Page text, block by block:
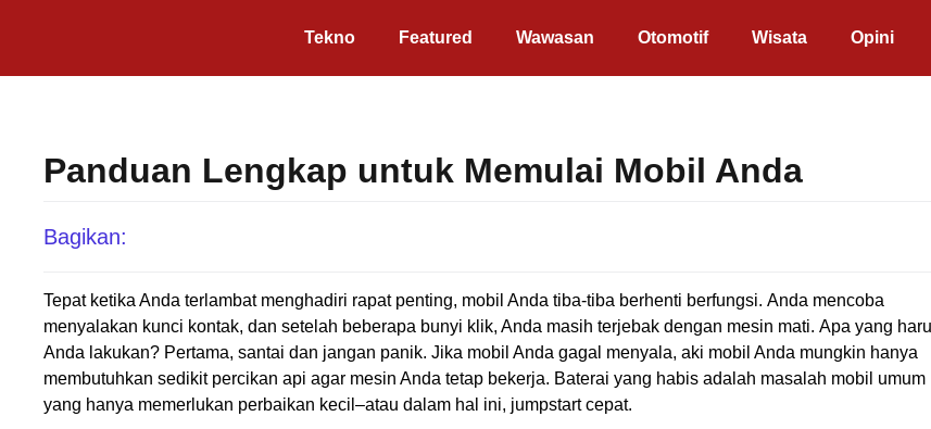
Tekno Featured Wawasan Otomotif Wisata Opini
Panduan Lengkap untuk Memulai Mobil Anda
Bagikan:
Tepat ketika Anda terlambat menghadiri rapat penting, mobil Anda tiba-tiba berhenti berfungsi. Anda mencoba
menyalakan kunci kontak, dan setelah beberapa bunyi klik, Anda masih terjebak dengan mesin mati. Apa yang
Anda lakukan? Pertama, santai dan jangan panik. Jika mobil Anda gagal menyala, aki mobil Anda mungkin hanya
membutuhkan sedikit percikan api agar mesin Anda tetap bekerja. Baterai yang habis adalah masalah mobil umum
yang hanya memerlukan perbaikan kecil–atau dalam hal ini, jumpstart cepat.